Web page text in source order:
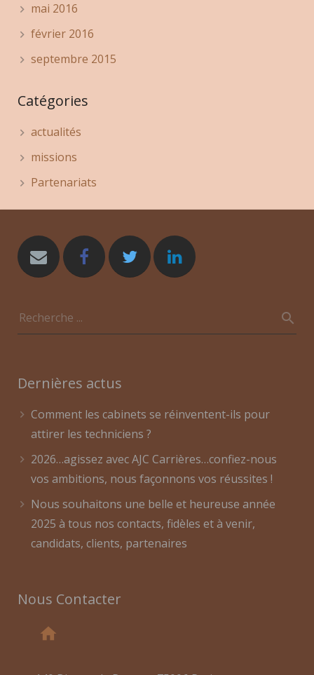
mai 2016
février 2016
septembre 2015
Catégories
actualités
missions
Partenariats
Dernières actus
Comment les cabinets se réinventent-ils pour
attirer les techniciens ?
2026…agissez avec AJC Carrières…confiez-nous
vos ambitions, nous façonnons vos réussites !
Nous souhaitons une belle et heureuse année
2025 à tous nos contacts, fidèles et à venir,
candidats, clients, partenaires
Nous Contacter
home